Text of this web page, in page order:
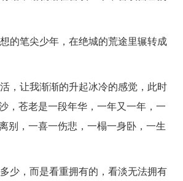
的笔尖少年，在绝城的荒途里辗转成
，让我渐渐的升起冰冷的感觉，此时
，苍老是一段年华，一年又一年，一
别，一喜一伤悲，一榻一身卧，一生
少，而是看重拥有的，看淡无法拥有